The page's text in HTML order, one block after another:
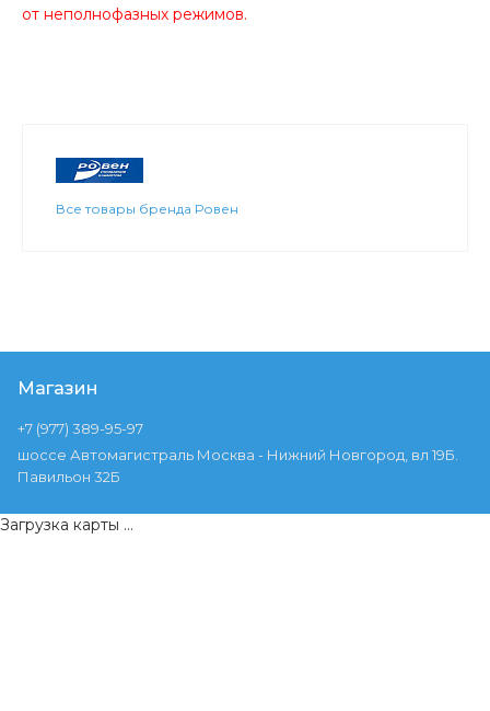
от неполнофазных режимов.
Все товары бренда Ровен
Магазин
+7 (977) 389-95-97
шоссе Автомагистраль Москва - Нижний Новгород, вл 19Б.
Павильон 32Б
Загрузка карты ...